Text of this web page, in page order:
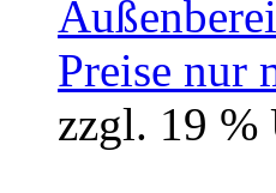
Preise nur
zzgl. 19 %